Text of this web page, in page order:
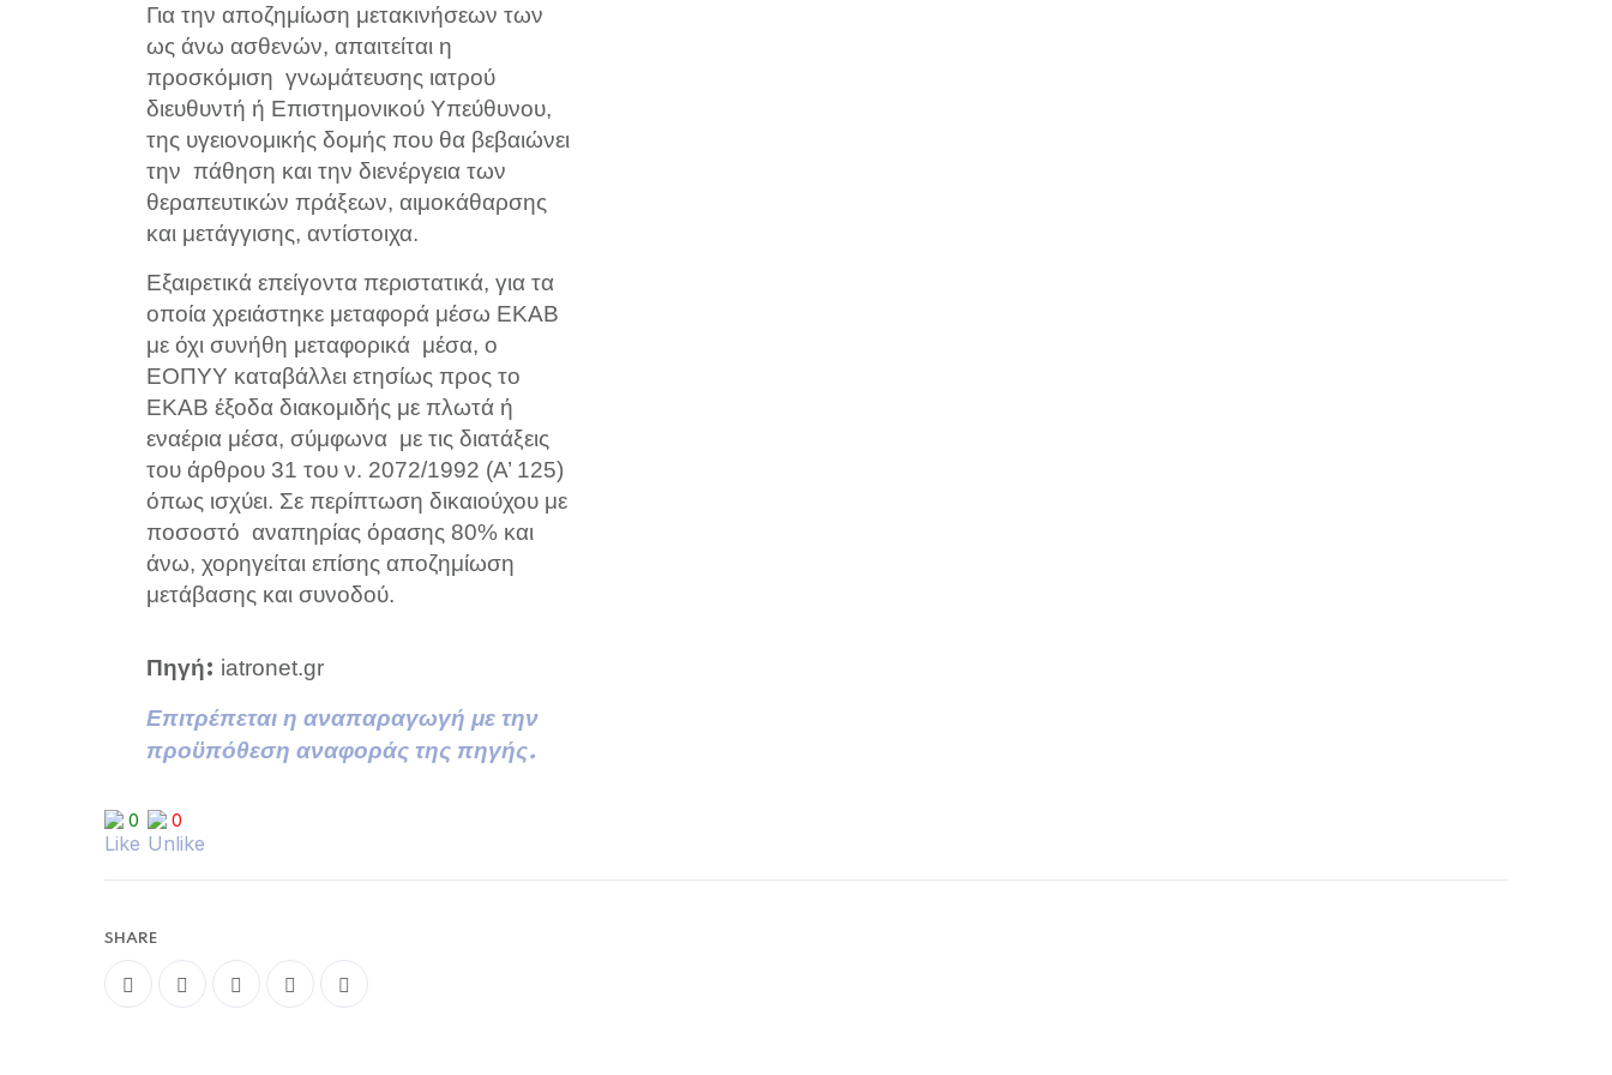
Για την αποζημίωση μετακινήσεων των
ως άνω ασθενών, απαιτείται η
προσκόμιση γνωμάτευσης ιατρού
διευθυντή ή Επιστημονικού Υπεύθυνου,
της υγειονομικής δομής που θα βεβαιώνει
την πάθηση και την διενέργεια των
θεραπευτικών πράξεων, αιμοκάθαρσης
και μετάγγισης, αντίστοιχα.
Εξαιρετικά επείγοντα περιστατικά, για τα
οποία χρειάστηκε μεταφορά μέσω ΕΚΑΒ
με όχι συνήθη μεταφορικά μέσα, ο
ΕΟΠΥΥ καταβάλλει ετησίως προς το
ΕΚΑΒ έξοδα διακομιδής με πλωτά ή
εναέρια μέσα, σύμφωνα με τις διατάξεις
του άρθρου 31 του ν. 2072/1992 (Α’ 125)
όπως ισχύει. Σε περίπτωση δικαιούχου με
ποσοστό αναπηρίας όρασης 80% και
άνω, χορηγείται επίσης αποζημίωση
μετάβασης και συνοδού.
Πηγή: iatronet.gr
Επιτρέπεται η αναπαραγωγή με την
προϋπόθεση αναφοράς της πηγής.
0 0
SHARE